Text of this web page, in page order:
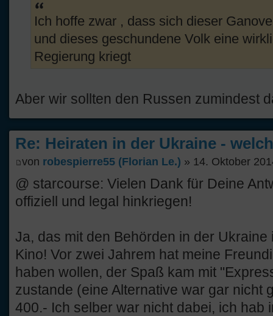
Ich hoffe zwar , dass sich dieser
und dieses geschundene Volk eine
Regierung kriegt
Aber wir sollten den Russen zumindest
Re: Heiraten in der Ukraine -
von robespierre55 (Florian Le.) » 14. Oktober
@ starcourse: Vielen Dank für Deine
offiziell und legal hinkriegen!
Ja, das mit den Behörden in der
Kino! Vor zwei Jahrem hat meine
haben wollen, der Spaß kam mit
zustande (eine Alternative war gar nicht
400.- Ich selber war nicht dabei, ich hab